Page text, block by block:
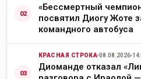
«Бессмертный
посвятил Диогу Жоте
командного автобуса
КРАСНАЯ СТРОКА 08.08.2026
Диоманде отказал